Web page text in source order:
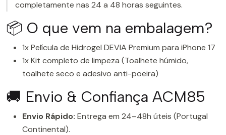
completamente nas 24 a 48 horas seguintes.
📦 O que vem na embalagem?
1x Película de Hidrogel DEVIA Premium para iPhone 17
1x Kit completo de limpeza (Toalhete húmido,
toalhete seco e adesivo anti-poeira)
🚚 Envio & Confiança ACM85
Envio Rápido: Entrega em 24–48h úteis (Portugal
Continental).